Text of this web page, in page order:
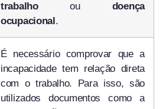
trabalhoou doença
ocupacional.
É necessário comprovar que a
incapacidade tem relação direta
com o trabalho. Para isso, são
utilizados documentos como a